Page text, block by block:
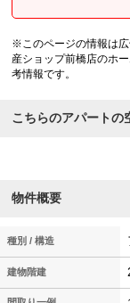
※このページの情報は
産ショップ前橋店のホ
考情報です。
こちらのアパートの
物件概要
種別 / 構造
建物階建